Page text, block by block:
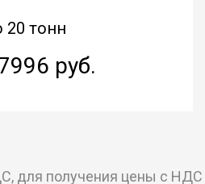
20 тонн
руб.
для получения цены с НДС